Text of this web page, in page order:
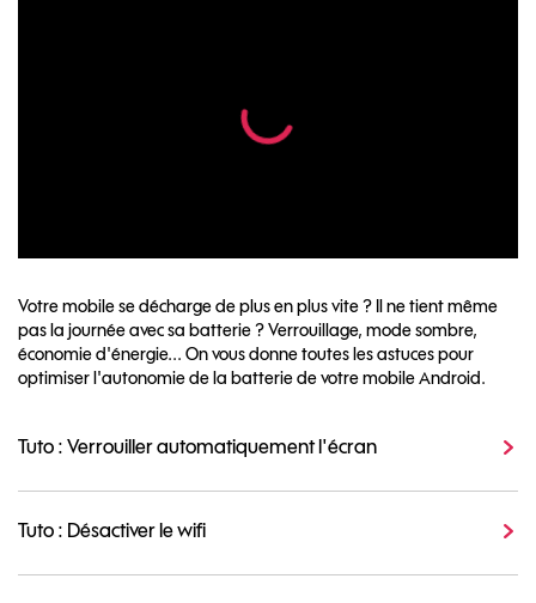
Votre mobile se décharge de plus en plus vite ? Il ne tient même
pas la journée avec sa batterie ? Verrouillage, mode sombre,
économie d'énergie... On vous donne toutes les astuces pour
optimiser l'autonomie de la batterie de votre mobile Android.
Tuto : Verrouiller automatiquement l'écran
Tuto : Désactiver le wifi